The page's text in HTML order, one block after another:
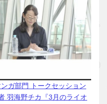
ガ部門 トークセッション
羽海野チカ『3月のライオ